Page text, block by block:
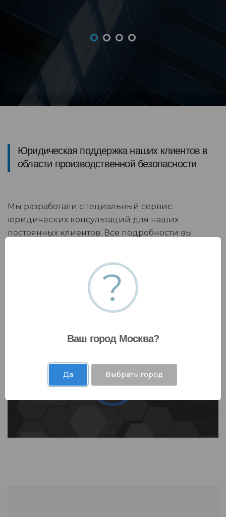
Юридическая поддержка наших клиентов в
области производственной безопасности
Мы разработали специальный сервис
юридических консультаций для наших
постоянных клиентов. Все подробности вы
?
Ваш город Москва?
Да Выбрать город